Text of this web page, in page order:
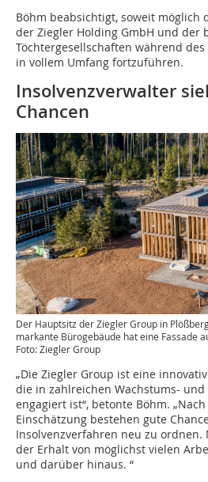
Böhm beabsichtigt, soweit möglich
der Ziegler Holding GmbH und der
Töchtergesellschaften während
in vollem Umfang fortzuführen.
Insolvenzverwalter
Chancen
Der Hauptsitz der Ziegler Group in
markante Bürogebäude hat eine Fassade
Foto: Ziegler Group
„Die Ziegler Group ist eine
die in zahlreichen Wachstums-
engagiert ist“, betonte Böhm.
Einschätzung bestehen gute
Insolvenzverfahren neu zu ordnen.
der Erhalt von möglichst vielen
und darüber hinaus. “